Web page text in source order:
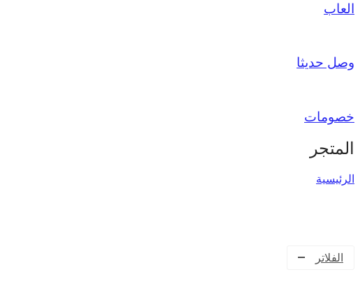
العاب
وصل حديثا
خصومات
المتجر
الرئيسية
الفلاتر